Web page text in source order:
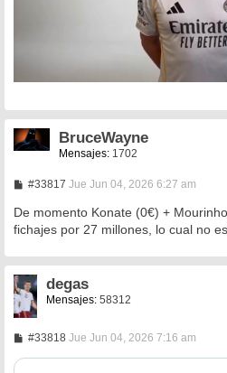
BruceWayne
Mensajes: 1702
#33817M
n
s
a
e
Jue Jun 04, 2026 6:27 am
De momento Konate (0€) +
fichajes por 27 millones, lo cual no
degas
Mensajes:58312
#33818M
n
Jue Jun 04, 2026 7:16 am